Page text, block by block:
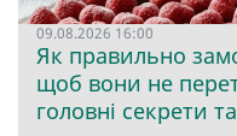
09.08.2026 16:00
Як правильно
щоб вони не
головні секрети